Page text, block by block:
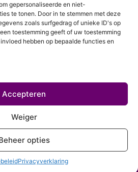
gepersonaliseerde en niet-
te tonen. Door in te stemmen met deze
zoals surfgedrag of unieke ID's op
toestemming geeft of uw toestemming
hebben op bepaalde functies en
Accepteren
Weiger
opties
Privacyverklaring
- 13.30 (Trainingen)
- 18.00 (De KrullenHemel)
- 18.00 (Curly Diva)